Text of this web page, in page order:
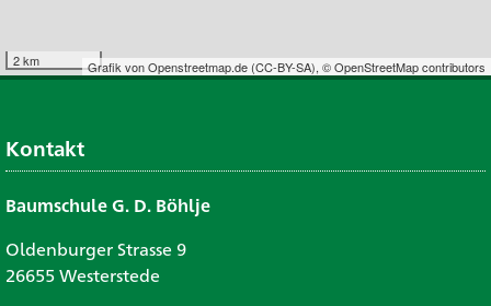
2 km Grafik vonOpenstreetmap.de (CC-BY-SA), © OpenStreetMap contributors
Kontakt
Baumschule G. D. Böhlje
Oldenburger Strasse 9
26655 Westerstede